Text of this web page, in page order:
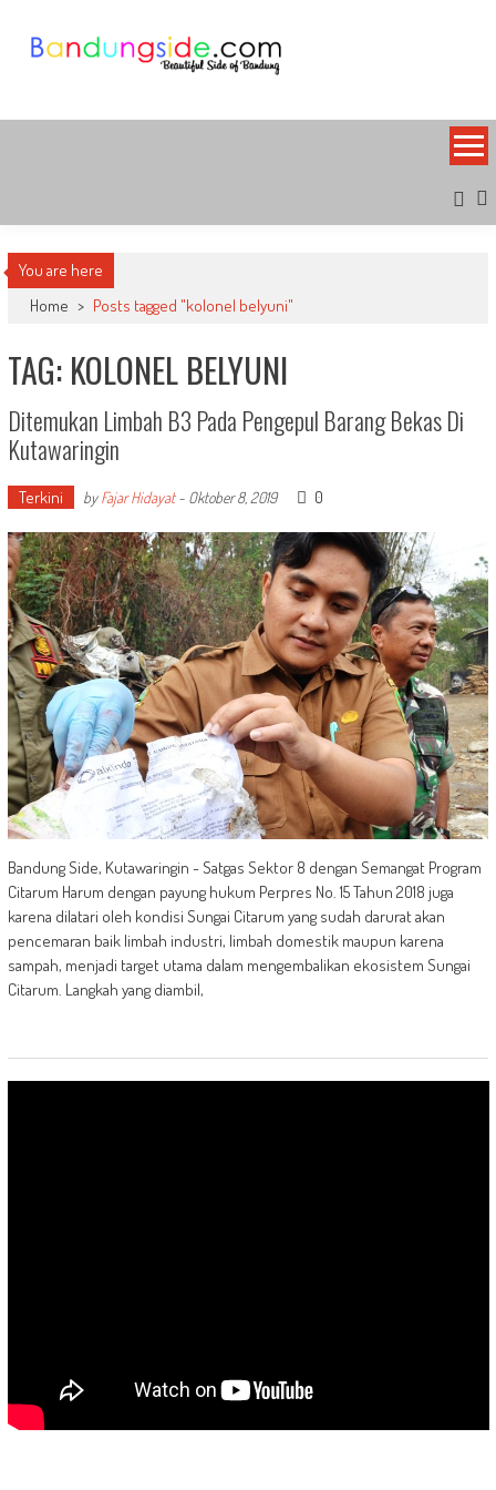
content
You are here
Home > Posts tagged "kolonel belyuni"
TAG: KOLONEL BELYUNI
Ditemukan Limbah B3 Pada Pengepul Barang Bekas Di
Kutawaringin
Terkini byFajar Hidayat- Oktober 8, 2019 0
Bandung Side, Kutawaringin - Satgas Sektor 8 dengan Semangat Program
Citarum Harum dengan payung hukum Perpres No. 15 Tahun 2018 juga
karena dilatari oleh kondisi Sungai Citarum yang sudah darurat akan
pencemaran baik limbah industri, limbah domestik maupun karena
sampah, menjadi target utama dalam mengembalikan ekosistem Sungai
Citarum. Langkah yang diambil,